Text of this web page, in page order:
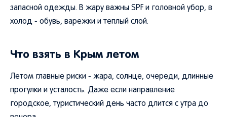
запасной одежды. В жару важны SPF и головной убор, в
холод - обувь, варежки и теплый слой.
Что взять в Крым летом
Летом главные риски - жара, солнце, очереди, длинные
прогулки и усталость. Даже если направление
городское, туристический день часто длится с утра до